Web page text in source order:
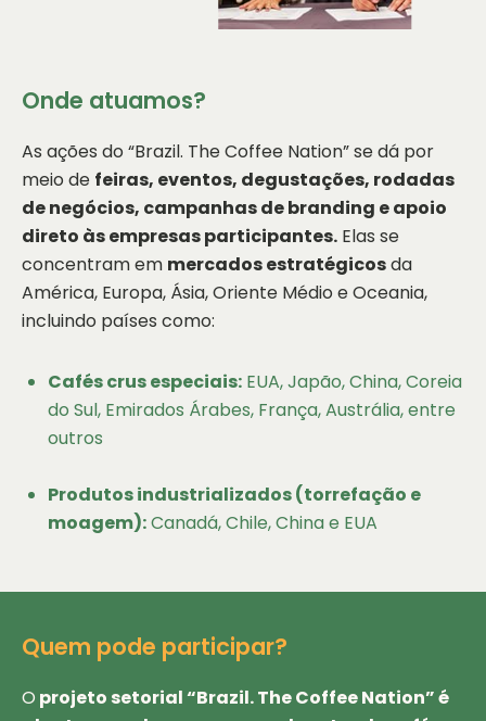
Onde atuamos?
As ações do “Brazil. The Coffee Nation” se dá por
meio de feiras, eventos, degustações, rodadas
de negócios, campanhas de branding e apoio
direto às empresas participantes. Elas se
concentram em mercados estratégicosda
América, Europa, Ásia, Oriente Médio e Oceania,
incluindo países como:
Cafés crus especiais: EUA, Japão, China, Coreia
do Sul, Emirados Árabes, França, Austrália, entre
outros
Produtos industrializados (torrefação e
moagem):Canadá, Chile, China e EUA
Quem pode participar?
O projeto setorial “Brazil. The Coffee Nation” é